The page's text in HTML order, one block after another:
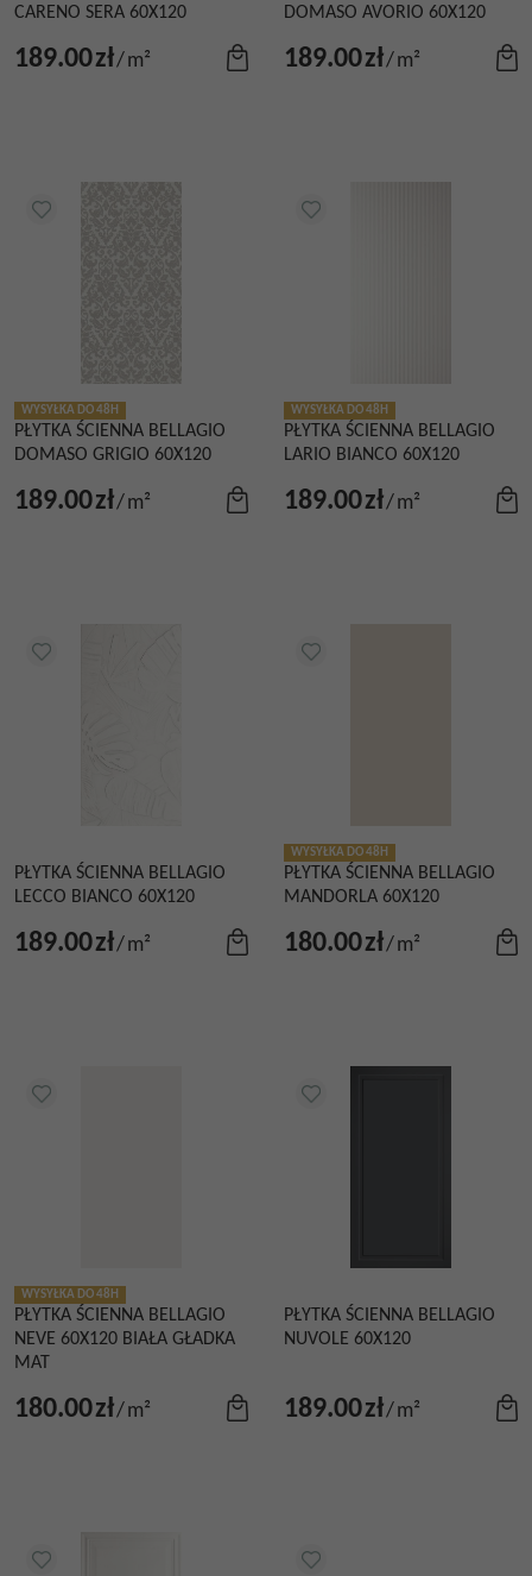
CARENO SERA 60X120
189.00zł/m²
DOMASO AVORIO 60X120
189.00zł/m²
WYSYŁKA DO 48H
PŁYTKA ŚCIENNA BELLAGIO
DOMASO GRIGIO 60X120
189.00zł/m²
WYSYŁKA DO 48H
PŁYTKA ŚCIENNA BELLAGIO
LARIO BIANCO 60X120
189.00zł/m²
PŁYTKA ŚCIENNA BELLAGIO
LECCO BIANCO 60X120
189.00zł/m²
WYSYŁKA DO 48H
PŁYTKA ŚCIENNA BELLAGIO
MANDORLA 60X120
180.00zł/m²
WYSYŁKA DO 48H
PŁYTKA ŚCIENNA BELLAGIO
NEVE 60X120 BIAŁA GŁADKA
MAT
180.00zł/m²
PŁYTKA ŚCIENNA BELLAGIO
NUVOLE 60X120
189.00zł/m²